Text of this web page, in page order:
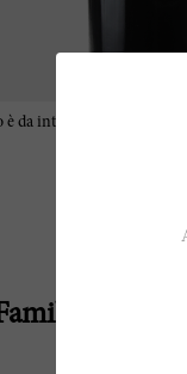
da intendersi a scopo
Vineyard